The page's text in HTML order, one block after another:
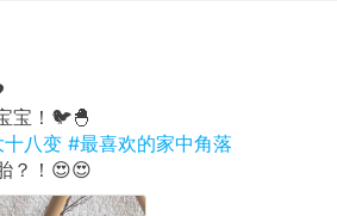
宝！🐦🐣
八变 #最喜欢的家中角落
？！😍😍